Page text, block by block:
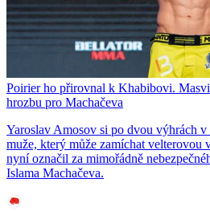
Poirier ho přirovnal k Khabibovi.
hrozbu pro Machačeva
Yaroslav Amosov si po dvou výhrách
muže, který může zamíchat velterovou
nyní označil za mimořádně
Islama Machačeva.